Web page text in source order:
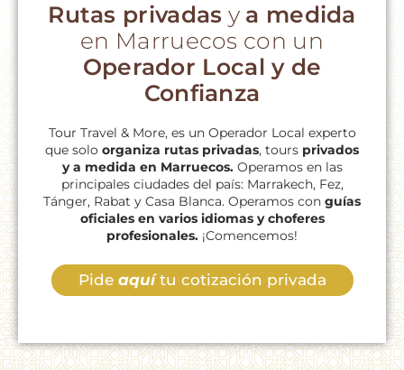
Rutas privadas y a medida
en Marruecos con un
Operador Local y de
Confianza
Tour Travel & More, es un Operador Local experto
que solo organiza rutas privadas, tours privados
y a medida en Marruecos. Operamos en las
principales ciudades del país: Marrakech, Fez,
Tánger, Rabat y Casa Blanca. Operamos con guías
oficiales en varios idiomas y choferes
profesionales. ¡Comencemos!
Pide aquítu cotización privada